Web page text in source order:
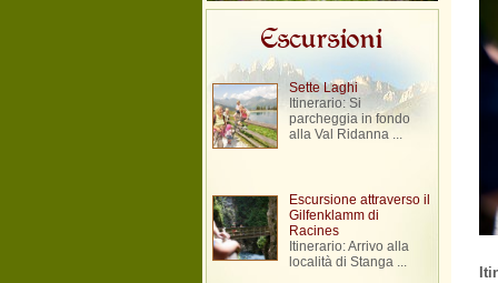
Escursioni
Sette Laghi
Itinerario: Si
parcheggia in fondo
alla Val Ridanna ...
Escursione attraverso il
Gilfenklamm di
Racines
Itinerario: Arrivo alla
località di Stanga ...